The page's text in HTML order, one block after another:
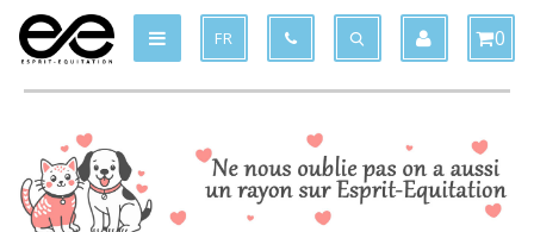
FR 0
Produit ajouté au panier x
Produit supprimé du panier x